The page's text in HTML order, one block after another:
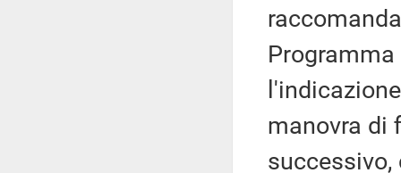
manovra di